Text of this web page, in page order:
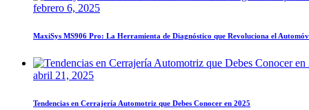
febrero 6, 2025
MaxiSys MS906 Pro: La Herramienta de Diagnóstico que Revoluciona el
abril 21, 2025
Tendencias en Cerrajería Automotriz que Debes Conocer en 2025